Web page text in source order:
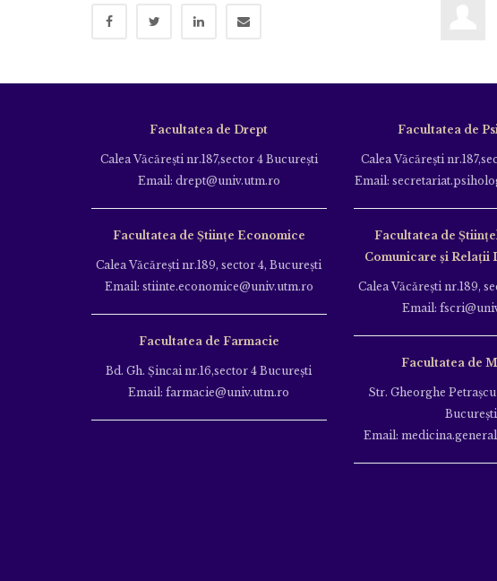
Facultatea de Drept
Calea Văcăreşti nr.187,sector 4 Bucureşti
Email: drept@univ.utm.ro
Facultatea de Științe Economice
Calea Văcăreşti nr.189, sector 4, Bucureşti
Email: stiinte.economice@univ.utm.ro
Facultatea de Farmacie
Bd. Gh. Şincai nr.16,sector 4 Bucureşti
Email: farmacie@univ.utm.ro
Facultatea de
Calea Văcăreşti
Email:
Facultatea de
Comunicare și Relații
Calea Văcăreşti nr.189,
Email:
Facultatea de
Str. Gheorghe Petraşcu
Bucureşti
Email: